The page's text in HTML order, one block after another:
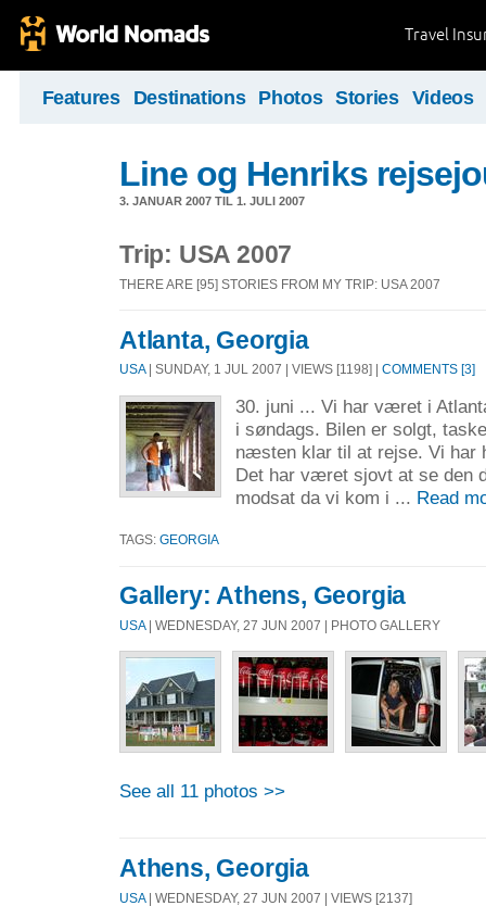
Travel
Features Destinations Photos Stories Videos
Line og Henriks
3. JANUAR 2007 TIL 1. JULI 2007
Trip: USA 2007
THERE ARE [95] STORIES FROM MY TRIP: USA 2007
Atlanta, Georgia
USA| SUNDAY, 1 JUL 2007 | VIEWS [1198] | COMMENTS [3]
30. juni ... Vi har været i
i søndags. Bilen er solgt,
næsten klar til at rejse. Vi har
Det har været sjovt at se den
modsat da vi kom i ... Read
TAGS: GEORGIA
Gallery: Athens, Georgia
USA| WEDNESDAY, 27 JUN 2007 | PHOTO GALLERY
See all 11 photos >>
Athens, Georgia
USA| WEDNESDAY, 27 JUN 2007 | VIEWS [2137]